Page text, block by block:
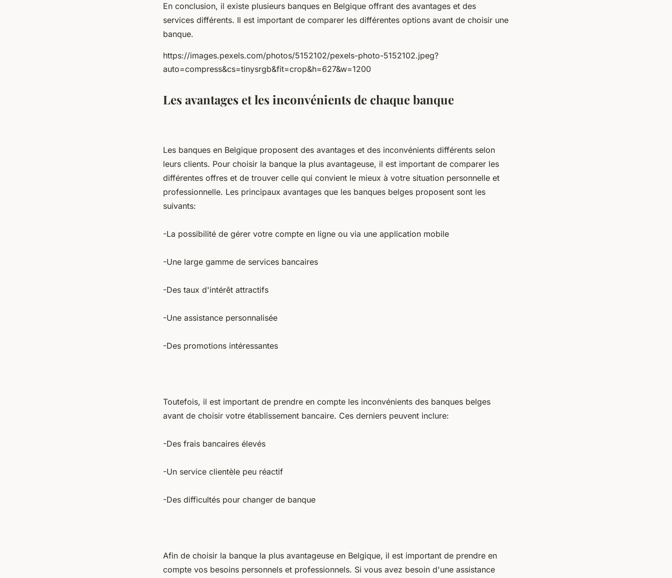
En conclusion, il existe plusieurs banques en Belgique offrant des avantages et des
services différents. Il est important de comparer les différentes options avant de choisir une
banque.
https://images.pexels.com/photos/5152102/pexels-photo-5152102.jpeg?
auto=compress&cs=tinysrgb&fit=crop&h=627&w=1200
Les avantages et les inconvénients de chaque banque
Les banques en Belgique proposent des avantages et des inconvénients différents selon
leurs clients. Pour choisir la banque la plus avantageuse, il est important de comparer les
différentes offres et de trouver celle qui convient le mieux à votre situation personnelle et
professionnelle. Les principaux avantages que les banques belges proposent sont les
suivants:
-La possibilité de gérer votre compte en ligne ou via une application mobile
-Une large gamme de services bancaires
-Des taux d'intérêt attractifs
-Une assistance personnalisée
-Des promotions intéressantes
Toutefois, il est important de prendre en compte les inconvénients des banques belges
avant de choisir votre établissement bancaire. Ces derniers peuvent inclure:
-Des frais bancaires élevés
-Un service clientèle peu réactif
-Des difficultés pour changer de banque
Afin de choisir la banque la plus avantageuse en Belgique, il est important de prendre en
compte vos besoins personnels et professionnels. Si vous avez besoin d'une assistance